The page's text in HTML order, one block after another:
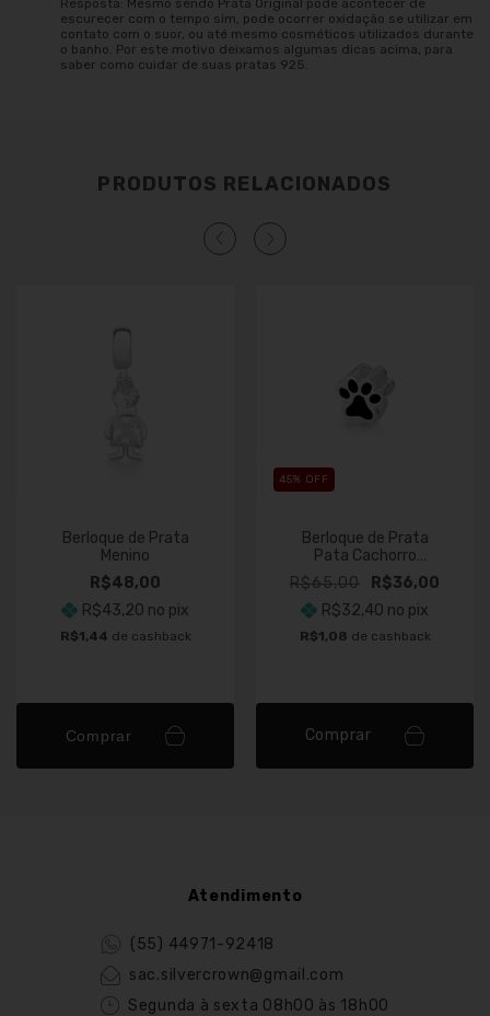
escurecer com o tempo sim, pode ocorrer oxidação se utilizar em
contato com o suor, ou até mesmo cosméticos utilizados durante
o banho. Por este motivo deixamos algumas dicas acima, para
saber como cuidar de suas pratas 925.
PRODUTOS RELACIONADOS
Berloque de Prata
Menino
R$48,00
R$43,20 no pix
R$1,44 de cashback
Comprar
45% OFF
Berloque de Prata
Pata Cachorro
Resinado
R$65,00
R$36,00
R$32,40 no pix
R$1,08 de cashback
Comprar
Atendimento
(55) 44971-92418
sac.silvercrown@gmail.com
Segunda à sexta 08h00 às 18h00